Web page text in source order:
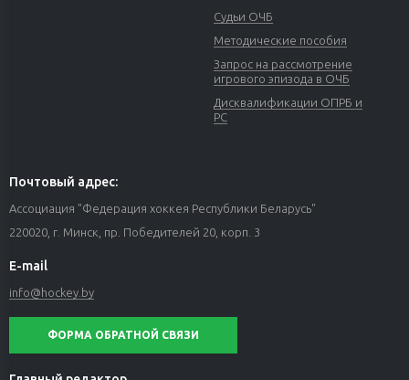
Судьи ОЧБ
Методические пособия
Запрос на рассмотрение
игрового эпизода в ОЧБ
Дисквалификации ОПРБ и
РС
Почтовый адрес:
Ассоциация "Федерация хоккея Республики Беларусь"
220020, г. Минск, пр. Победителей 20, корп. 3
E-mail
info@hockey.by
ФОРМА ОБРАТНОЙ СВЯЗИ